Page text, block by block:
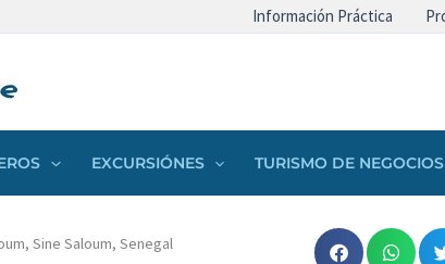
Información Práctica
EXCURSIÓNES TURISMO DE NEGOCIOS
Sine Saloum, Senegal